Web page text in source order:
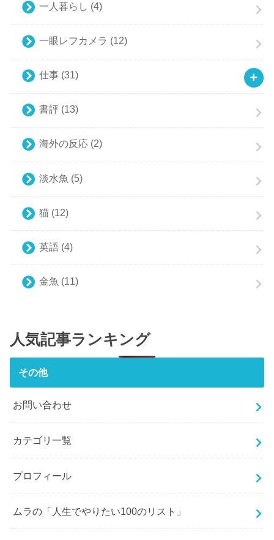
一人暮らし (4)
一眼レフカメラ (12)
仕事 (31)
書評 (13)
海外の反応 (2)
淡水魚 (5)
猫 (12)
英語 (4)
金魚 (11)
人気記事ランキング
その他
お問い合わせ
カテゴリ一覧
プロフィール
ムラの「人生でやりたい100のリスト」